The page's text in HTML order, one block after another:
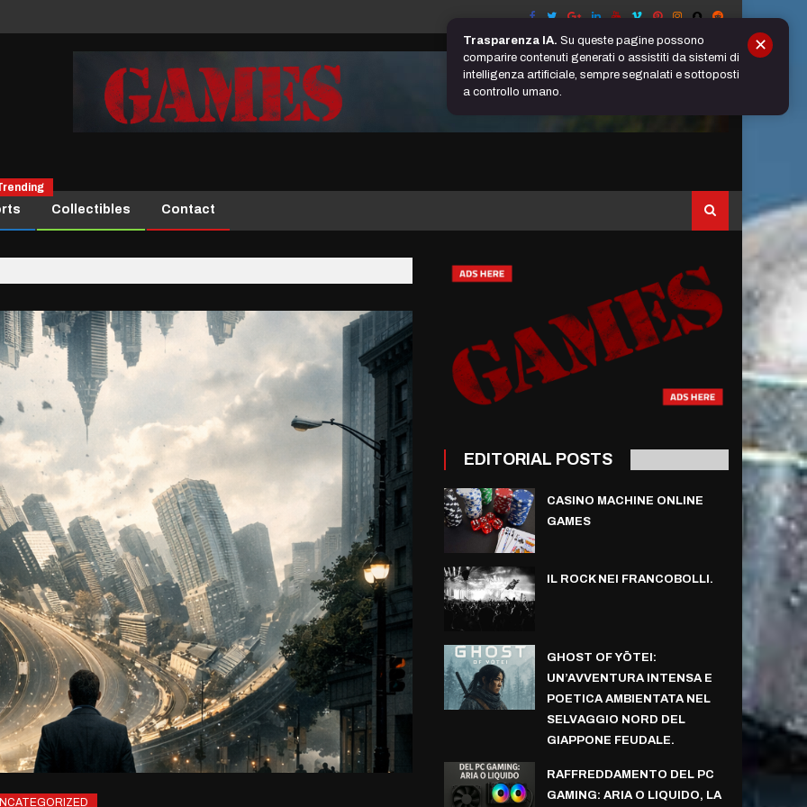
Collectibles Contact
EDITORIAL POSTS
CASINO MACHINE ONLINE
GAMES
IL ROCK NEI FRANCOBOLLI.
GHOST OF YŌTEI:
UN’AVVENTURA INTENSA E
POETICA AMBIENTATA NEL
SELVAGGIO NORD DEL
GIAPPONE FEUDALE.
RAFFREDDAMENTO DEL PC
GAMING: ARIA O LIQUIDO, LA
Trasparenza IA. Su queste pagine possono
comparire contenuti generati o assistiti da sistemi di
intelligenza artificiale, sempre segnalati e sottoposti
a controllo umano.
✕